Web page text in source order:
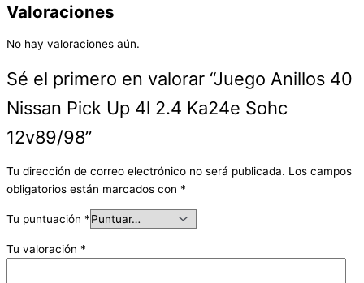
Valoraciones
No hay valoraciones aún.
Sé el primero en valorar “Juego Anillos 40
Nissan Pick Up 4l 2.4 Ka24e Sohc
12v89/98”
Tu dirección de correo electrónico no será publicada. Los campos
obligatorios están marcados con *
Tu puntuación *
Tu valoración *